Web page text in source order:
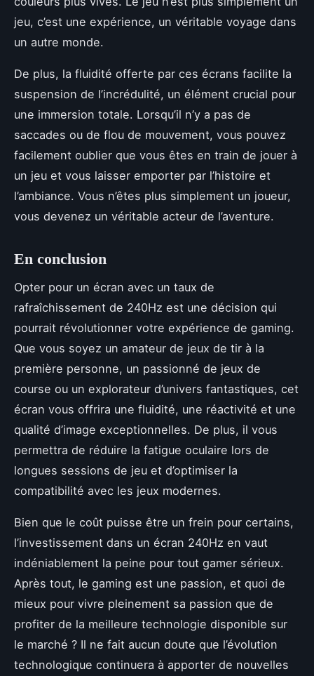
jeu, c’est une expérience, un véritable voyage dans
un autre monde.
De plus, la fluidité offerte par ces écrans facilite la
suspension de l’incrédulité, un élément crucial pour
une immersion totale. Lorsqu’il n’y a pas de
saccades ou de flou de mouvement, vous pouvez
facilement oublier que vous êtes en train de jouer à
un jeu et vous laisser emporter par l’histoire et
l’ambiance. Vous n’êtes plus simplement un joueur,
vous devenez un véritable acteur de l’aventure.
En conclusion
Opter pour un écran avec un taux de
rafraîchissement de 240Hz est une décision qui
pourrait révolutionner votre expérience de gaming.
Que vous soyez un amateur de jeux de tir à la
première personne, un passionné de jeux de
course ou un explorateur d’univers fantastiques, cet
écran vous offrira une fluidité, une réactivité et une
qualité d’image exceptionnelles. De plus, il vous
permettra de réduire la fatigue oculaire lors de
longues sessions de jeu et d’optimiser la
compatibilité avec les jeux modernes.
Bien que le coût puisse être un frein pour certains,
l’investissement dans un écran 240Hz en vaut
indéniablement la peine pour tout gamer sérieux.
Après tout, le gaming est une passion, et quoi de
mieux pour vivre pleinement sa passion que de
profiter de la meilleure technologie disponible sur
le marché ? Il ne fait aucun doute que l’évolution
technologique continuera à apporter de nouvelles